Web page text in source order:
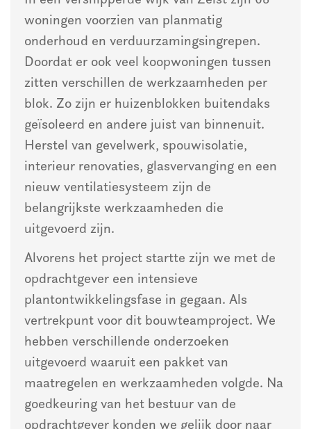
woningen voorzien van planmatig
onderhoud en verduurzamingsingrepen.
Doordat er ook veel koopwoningen tussen
zitten verschillen de werkzaamheden per
blok. Zo zijn er huizenblokken buitendaks
geïsoleerd en andere juist van binnenuit.
Herstel van gevelwerk, spouwisolatie,
interieur renovaties, glasvervanging en een
nieuw ventilatiesysteem zijn de
belangrijkste werkzaamheden die
uitgevoerd zijn.
Alvorens het project startte zijn we met de
opdrachtgever een intensieve
plantontwikkelingsfase in gegaan. Als
vertrekpunt voor dit bouwteamproject. We
hebben verschillende onderzoeken
uitgevoerd waaruit een pakket van
maatregelen en werkzaamheden volgde. Na
goedkeuring van het bestuur van de
opdrachtgever konden we gelijk door naar